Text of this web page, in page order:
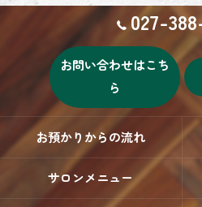
027-
お問い合わせはこち
ら
お預かりからの流れ
サロンメニュー